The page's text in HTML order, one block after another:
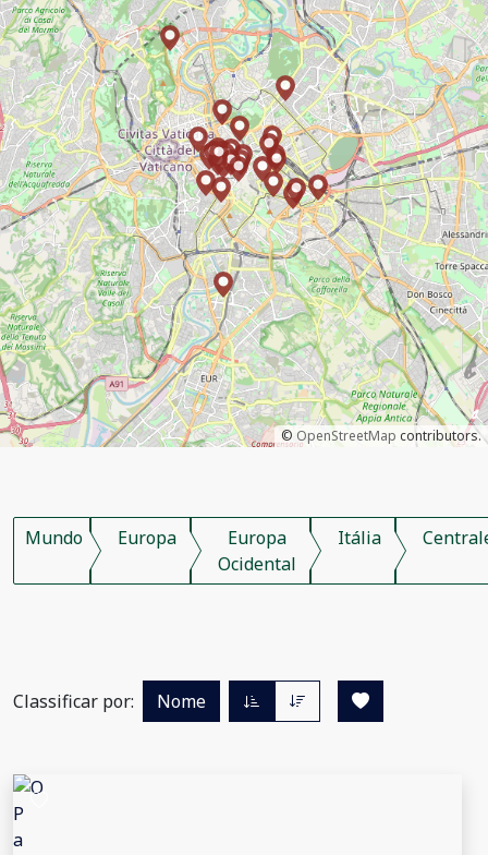
© OpenStreetMap contributors.
Mundo Europa
Europa
Ocidental
Itália
Classificar por: Nome